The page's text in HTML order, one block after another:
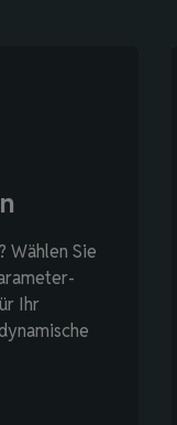
Wählen Sie
Ihr